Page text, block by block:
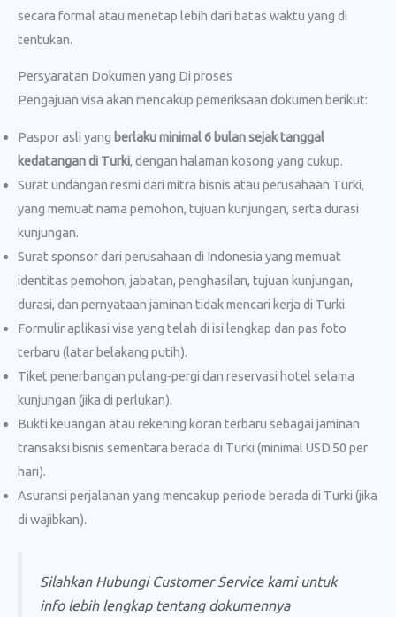
secara formal atau menetap lebih dari batas waktu yang di
tentukan.
Persyaratan Dokumen yang Di proses
Pengajuan visa akan mencakup pemeriksaan dokumen berikut:
Paspor asli yang berlaku minimal 6 bulan sejak tanggal
kedatangan di Turki, dengan halaman kosong yang cukup.
Surat undangan resmi dari mitra bisnis atau perusahaan Turki,
yang memuat nama pemohon, tujuan kunjungan, serta durasi
kunjungan.
Surat sponsor dari perusahaan di Indonesia yang memuat
identitas pemohon, jabatan, penghasilan, tujuan kunjungan,
durasi, dan pernyataan jaminan tidak mencari kerja di Turki.
Formulir aplikasi visa yang telah di isi lengkap dan pas foto
terbaru (latar belakang putih).
Tiket penerbangan pulang‑pergi dan reservasi hotel selama
kunjungan (jika di perlukan).
Bukti keuangan atau rekening koran terbaru sebagai jaminan
transaksi bisnis sementara berada di Turki (minimal USD 50 per
hari).
Asuransi perjalanan yang mencakup periode berada di Turki (jika
di wajibkan).
Silahkan Hubungi Customer Service kami untuk
info lebih lengkap tentang dokumennya